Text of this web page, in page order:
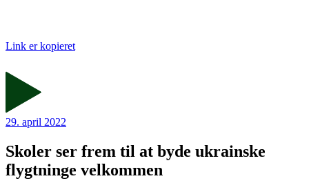
Link er kopieret
29. april 2022
Skoler ser frem til at byde ukrainske
flygtninge velkommen